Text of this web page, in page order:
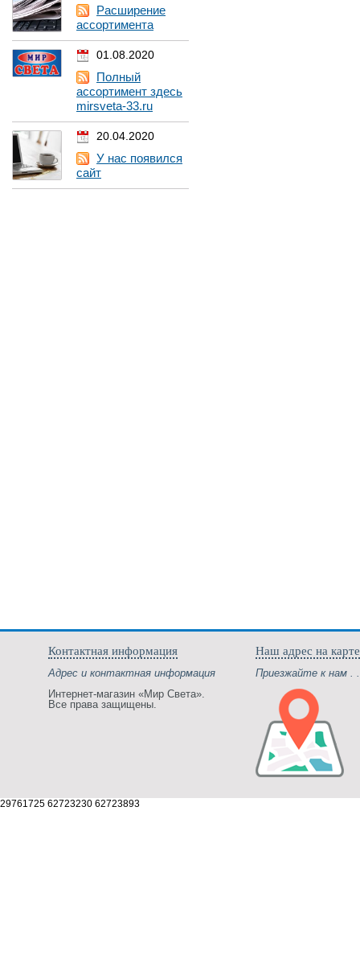
Расширение
ассортимента
01.08.2020
Полный
ассортимент здесь
mirsveta-33.ru
20.04.2020
У нас появился
сайт
Контактная информация
Адрес и контактная информация
Интернет-магазин «Мир Света».
Все права защищены.
Наш адрес на карте
Приезжайте к нам .
29761725 62723230 62723893